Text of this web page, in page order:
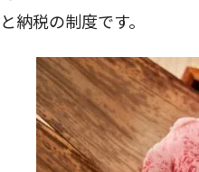
と納税の制度です。